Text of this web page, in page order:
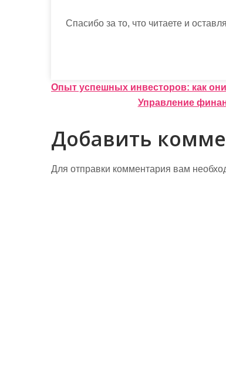
Спасибо за то, что читаете и
Н
в
и
г
Опыт успешных инвесторов: как
Управление
Добавить
Для отправки комментария вам